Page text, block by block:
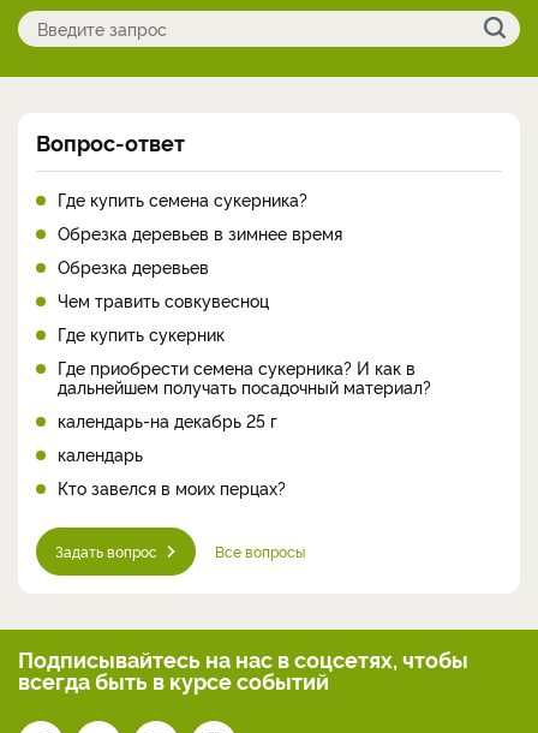
Вопрос-ответ
Где купить семена сукерника?
Обрезка деревьев в зимнее время
Обрезка деревьев
Чем травить совкувесноц
Где купить сукерник
Где приобрести семена сукерника? И как в
дальнейшем получать посадочный материал?
календарь-на декабрь 25 г
календарь
Кто завелся в моих перцах?
Задать вопрос Все вопросы
Подписывайтесь на нас в соцсетях, чтобы
всегдабыть в курсе событий